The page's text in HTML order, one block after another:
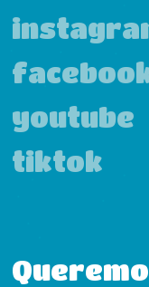
youtube
tiktok